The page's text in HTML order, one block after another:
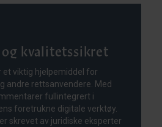
kvalitetssikret
et viktig hjelpemiddel for
andre rettsanvendere. Med
fullintegrert i
foretrukne digitale verktøy.
skrevet av juridiske eksperter